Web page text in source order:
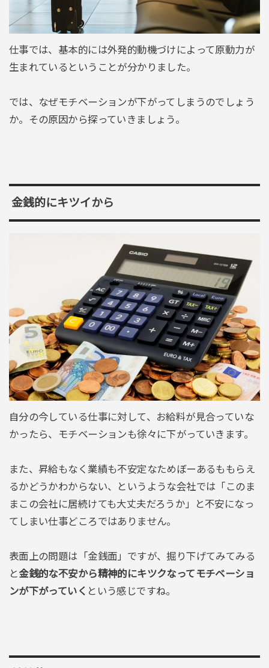
仕事では、基本的には外発的動機づけによって原動力が
生まれているということが分かりました。
では、なぜモチベーションが下がってしまうのでしょう
か。その原因から探っていきましょう。
金銭的にキツイから
自分の今している仕事に対して、お給料が見合っていな
かったら、モチベーションも徐々に下がっていきます。
また、昇給もなく業績も不安定なためぼーあるももらえ
るかどうかわからない、というような会社では「このま
まこの会社に居続けても大丈夫だろうか」と不安になっ
てしまい仕事どころではありません。
表面上の問題は「金銭面」ですが、掘り下げてみてみる
と金銭的な不安から精神的にキツクなってモチベーショ
ンが下がっていく という感じですね。